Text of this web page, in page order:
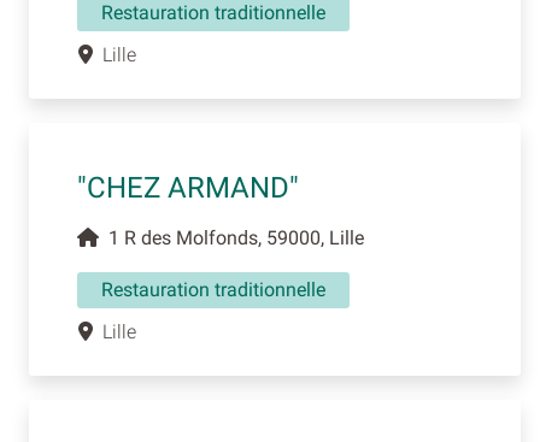
Restauration traditionnelle
Lille
"CHEZ ARMAND"
1 R des Molfonds, 59000, Lille
Restauration traditionnelle
Lille